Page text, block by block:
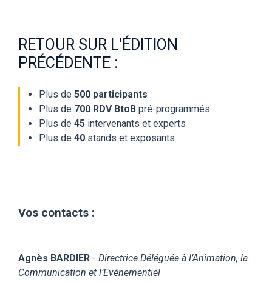
RETOUR SUR L'ÉDITION
PRÉCÉDENTE :
Plus de 500 participants
Plus de 700 RDV BtoB pré-programmés
Plus de 45 intervenants et experts
Plus de 40 stands et exposants
Vos contacts :
Agnès BARDIER - Directrice Déléguée à l’Animation, la
Communication et l’Evénementiel